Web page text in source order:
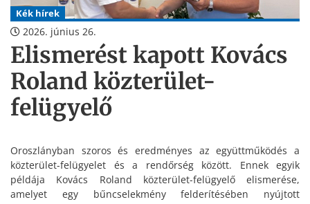
Kék hírek
2026. június 26.
Elismerést kapott Kovács
Roland közterület-
felügyelő
Oroszlányban szoros és eredményes az együttműködés a
közterület-felügyelet és a rendőrség között. Ennek egyik
példája Kovács Roland közterület-felügyelő elismerése,
amelyet egy bűncselekmény felderítésében nyújtott